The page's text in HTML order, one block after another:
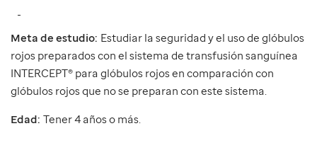
Meta de estudio: Estudiar la seguridad y el uso de glóbulos
rojos preparados con el sistema de transfusión sanguínea
INTERCEPT® para glóbulos rojos en comparación con
glóbulos rojos que no se preparan con este sistema.
Edad: Tener 4 años o más.